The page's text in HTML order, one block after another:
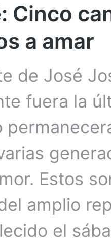
Cinco
a amar
de José
fuera la
Estos
amplio
el